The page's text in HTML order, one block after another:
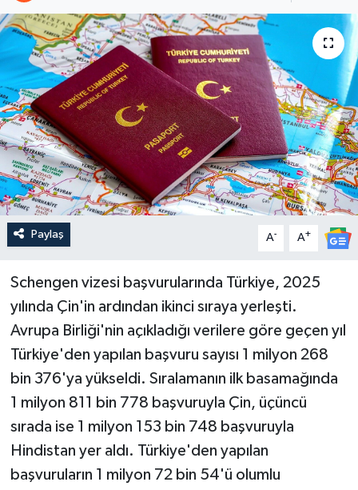
Paylaş A- A+
Schengen vizesi başvurularında Türkiye, 2025
yılında Çin'in ardından ikinci sıraya yerleşti.
Avrupa Birliği'nin açıkladığı verilere göre geçen yıl
Türkiye'den yapılan başvuru sayısı 1 milyon 268
bin 376'ya yükseldi. Sıralamanın ilk basamağında
1 milyon 811 bin 778 başvuruyla Çin, üçüncü
sırada ise 1 milyon 153 bin 748 başvuruyla
Hindistan yer aldı. Türkiye'den yapılan
başvuruların 1 milyon 72 bin 54'ü olumlu
SAVUNMA